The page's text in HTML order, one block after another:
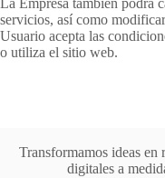
La Empresa también podrá
servicios, así como
Usuario acepta las
o utiliza el sitio web.
Transformamos ideas en
digitales a